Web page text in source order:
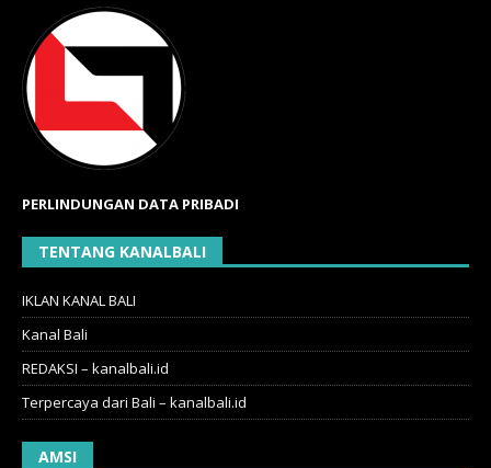
PERLINDUNGAN DATA PRIBADI
TENTANG KANALBALI
IKLAN KANAL BALI
Kanal Bali
REDAKSI – kanalbali.id
Terpercaya dari Bali – kanalbali.id
AMSI